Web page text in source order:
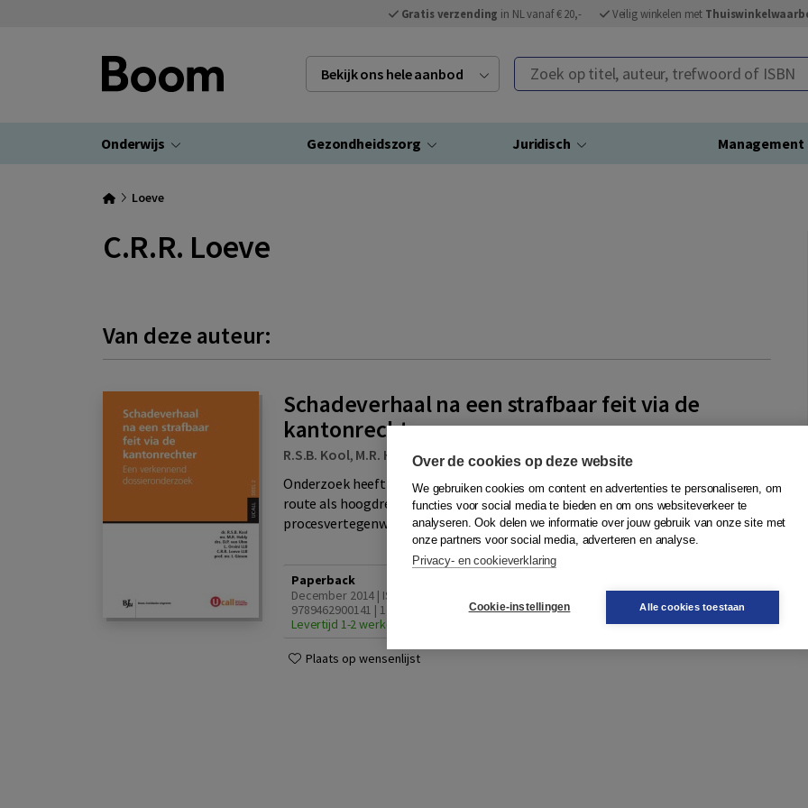
Gratis verzending in NL vanaf € 20,- Veilig winkelen met
Bekijk ons hele aanbod Zoek op titel, auteur, trefwoord of ISBN
Onderwijs Gezondheidszorg Juridisch Management
Loeve
C.R.R. Loeve
Van deze auteur:
Schadeverhaal na een strafbaar feit via de
kantonrechter
R.S.B. Kool, M.R. Hebly,A.R. van Uhm,L. Orvini,C.R.R. Loeve
Onderzoek heeft uitgewezen dat slachtoffers van strafbare feiten de civiele
route als hoogdrempelig ervaren (zelf procederen, verplichte
procesvertegenwoordiging) en kiezen voor schadeverhaal via d...Meer
Paperback
December 2014 | ISBN
9789462900141 | 1e druk
Levertijd 1-2 werkdagen
61,50 − In winkelwagen
Plaats op wensenlijst
Over de cookies op deze website
We gebruiken cookies om content en advertenties te personaliseren, om
functies voor social media te bieden en om ons websiteverkeer te
analyseren. Ook delen we informatie over jouw gebruik van onze site met
onze partners voor social media, adverteren en analyse.
Privacy- en cookieverklaring
Cookie-instellingen Alle cookies toestaan